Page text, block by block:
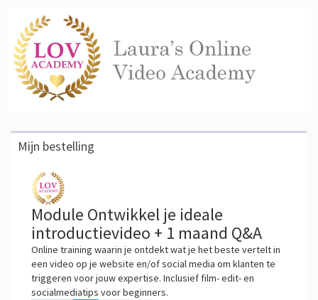
Mijn bestelling
Module Ontwikkel je ideale
introductievideo + 1 maand Q&A
Online training waarin je ontdekt wat je het beste vertelt in
een video op je website en/of social media om klanten te
triggeren voor jouw expertise. Inclusief film- edit- en
socialmediatips voor beginners.